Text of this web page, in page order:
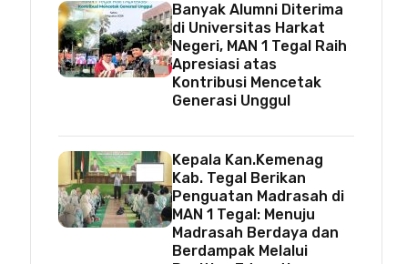
Banyak Alumni Diterima
di Universitas Harkat
Negeri, MAN 1 Tegal Raih
Apresiasi atas
Kontribusi Mencetak
Generasi Unggul
Kepala Kan.Kemenag
Kab. Tegal Berikan
Penguatan Madrasah di
MAN 1 Tegal: Menuju
Madrasah Berdaya dan
Berdampak Melalui